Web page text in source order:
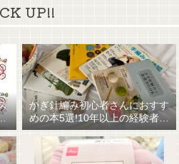
UP!!
かぎ針編み初心者さんにおすす
めの本5選!10年以上の経験者が
厳選